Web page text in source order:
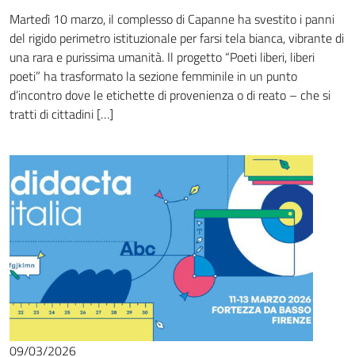
Martedì 10 marzo, il complesso di Capanne ha svestito i panni
del rigido perimetro istituzionale per farsi tela bianca, vibrante di
una rara e purissima umanità. Il progetto “Poeti liberi, liberi
poeti” ha trasformato la sezione femminile in un punto
d’incontro dove le etichette di provenienza o di reato – che si
tratti di cittadini […]
09/03/2026